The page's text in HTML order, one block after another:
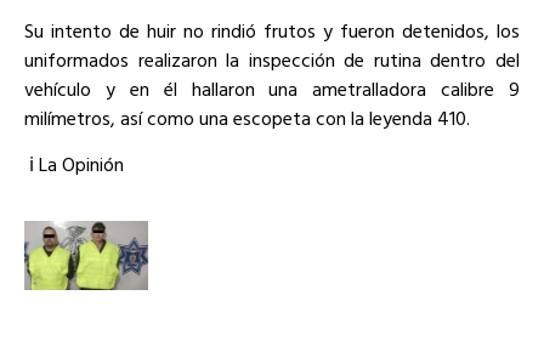
Su intento de huir no rindió frutos y fueron detenidos, los
uniformados realizaron la inspección de rutina dentro del
vehículo y en él hallaron una ametralladora calibre 9
milímetros, así como una escopeta con la leyenda 410.
ℹ️ La Opinión